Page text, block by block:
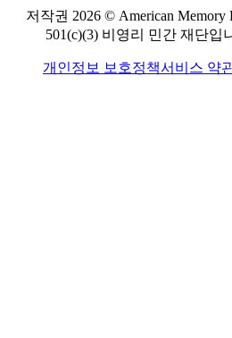
저작권 2026 © American Memory
501(c)(3) 비영리 민간 재단입
개인정보 보호정책서비스 약